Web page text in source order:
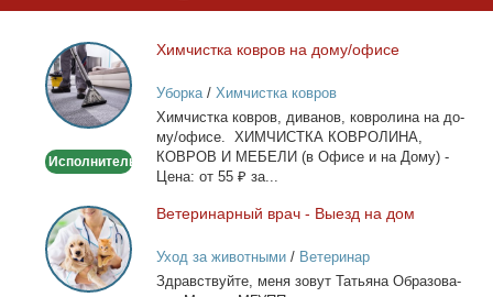
Химчистка
ковров
на
дому/
Исполнитель
Хим­чист­ка ков­ров на до­му/офи­се
Уборка/ Химчистка ковров
Хим­чист­ка ков­ров, ди­ва­нов, ков­ро­ли­на на до­
му/офи­се. ХИМЧИСТКА КОВРОЛИНА,
КОВРОВ И МЕБЕЛИ (в Офи­се и на До­му) -
Це­на: от 55 ₽ за...
Ветеринарный
врач
-
Выезд
Ве­те­ри­нар­ный врач - Вы­езд на дом
Уход за животными/ Ветеринар
Здрав­ствуй­те, ме­ня зо­вут Та­тья­на Об­ра­зо­ва­